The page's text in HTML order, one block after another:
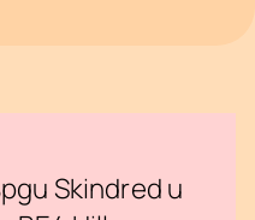
Skindred и